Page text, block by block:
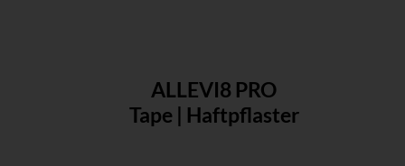
ALLEVI8 PRO
Tape | Haftpflaster